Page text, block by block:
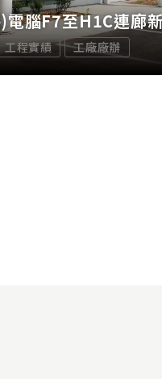
電腦F7至H1C連廊
工程實績 工廠廠辦